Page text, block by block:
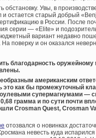
обстановку. Увы, в
остается старый добрый
в России. После
серии — «Elite» и
вариант недавно
поверку и он оказался
благодарность
американским
это как бы промежуточный
супермагнумами —
грамма и по сути почти
Crosman Quest, Crosman
отозвался о новинках
невесть куда